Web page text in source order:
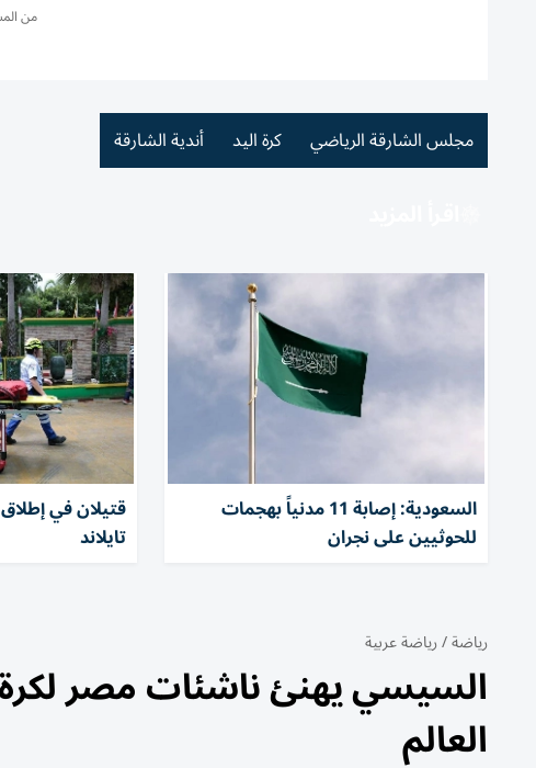
من
مجلس الشارقة الرياضي كرة اليد أندية الشارقة
السعودية: إصابة 11 مدنياً بهجمات
للحوثيين على نجران
قتيلان في
تايلاند
رياضة/رياضة عربية
السيسي يهنئ ناشئات مصر لكرة
العالم